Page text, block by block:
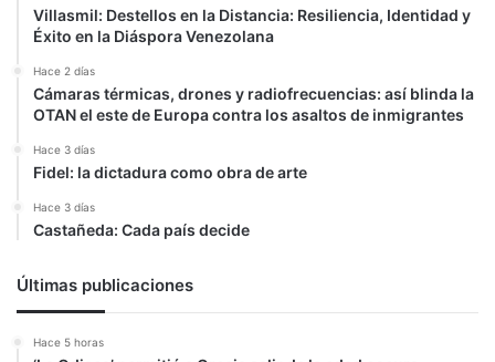
Villasmil: Destellos en la Distancia: Resiliencia, Identidad y
Éxito en la Diáspora Venezolana
Hace 2 días
Cámaras térmicas, drones y radiofrecuencias: así blinda la
OTAN el este de Europa contra los asaltos de inmigrantes
Hace 3 días
Fidel: la dictadura como obra de arte
Hace 3 días
Castañeda: Cada país decide
Últimas publicaciones
Hace 5 horas